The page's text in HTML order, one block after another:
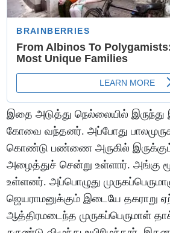
இதை அடுத்து நெல்லையில் இருந்து
கோவை வந்தனர். அப்போது
கொண்டு பண்ணை அருகில் இருக்கும்
அழைத்துச் சென்று உள்ளார். அங்கு
உள்ளனர். அப்பொழுது
ஜெயராமனுக்கும் இடையே தகராறு
ஆத்திரமடைந்த முருகப்பெருமாள்